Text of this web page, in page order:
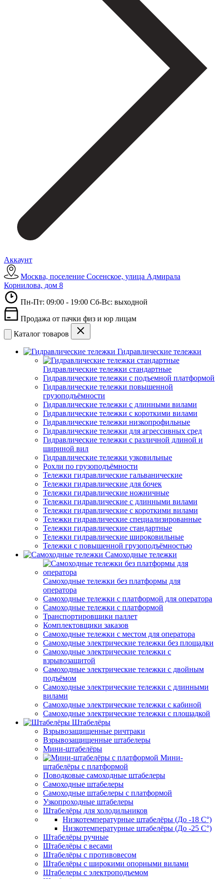
Аккаунт
Москва, поселение Сосенское, улица Адмирала
Корнилова, дом 8
Пн-Пт: 09:00 - 19:00 Сб-Вс: выходной
Продажа от пачки физ и юр лицам
Каталог товаров
Гидравлические тележки
Гидравлические тележки стандартные
Гидравлические тележки с подъемной платформой
Гидравлические тележки повышенной
грузоподъёмности
Гидравлические тележки с длинными вилами
Гидравлические тележки с короткими вилами
Гидравлические тележки низкопрофильные
Гидравлические тележки для агрессивных сред
Гидравлические тележки с различной длиной и
шириной вил
Гидравлические тележки узковильные
Рохли по грузоподъёмности
Тележки гидравлические гальванические
Тележки гидравлические для бочек
Тележки гидравлические ножничные
Тележки гидравлические с длинными вилами
Тележки гидравлические с короткими вилами
Тележки гидравлические специализированные
Тележки гидравлические стандартные
Тележки гидравлические широковильные
Тележки с повышенной грузоподъёмностью
Самоходные тележки
Самоходные тележки без платформы для
оператора
Самоходные тележки с платформой для оператора
Самоходные тележки с платформой
Транспортировщики паллет
Комплектовщики заказов
Самоходные тележки с местом для оператора
Самоходные электрические тележки без площадки
Самоходные электрические тележки с
взрывозащитой
Самоходные электрические тележки с двойным
подъёмом
Самоходные электрические тележки с длинными
вилами
Самоходные электрические тележки с кабиной
Самоходные электрические тележки с площадкой
Штабелёры
Взрывозащищенные ричтраки
Взрывозащищенные штабелеры
Мини-штабелёры
Мини-
штабелёры с платформой
Поводковые самоходные штабелеры
Самоходные штабелеры
Самоходные штабелеры с платформой
Узкопроходные штабелеры
Штабелёры для холодильников
Низкотемпературные штабелёры (До -18 C°)
Низкотемпературные штабелёры (До -25 C°)
Штабелёры ручные
Штабелёры с весами
Штабелёры с противовесом
Штабелёры с широкими опорными вилами
Штабелеры с электроподъемом